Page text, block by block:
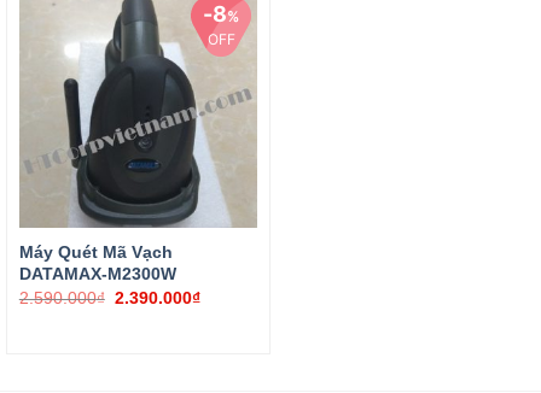
8%
OFF
Máy Quét Mã Vạch
DATAMAX-M2300W
2.590.000₫ 2.390.000₫
2.590.000 2.390.000
Đọc mã vạch 1D&2D
Tốc độ : 300 scan/giây
Kết nối : wireless 2.4Ghz
Sản phẩm bao gồm máy, Receiver, Cáp kết nối (vừa kết nối vứa sạc pin cho máy)